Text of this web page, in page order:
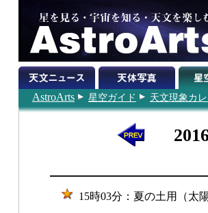
AstroArts 星空ガイド 天文現象カ
15時03分：夏の土用（太陽